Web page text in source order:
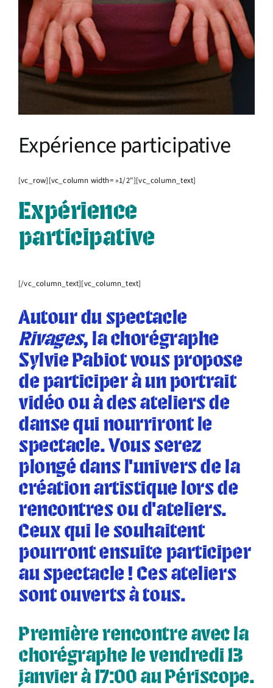
Infos pratiques
Expérience participative
[vc_row][vc_column width= »1/2″][vc_column_text]
Expérience
participative
[/vc_column_text][vc_column_text]
Autour du spectacle
Rivages, la chorégraphe
Sylvie Pabiot vous propose
de participer à un portrait
vidéo ou à des ateliers de
danse qui nourriront le
spectacle. Vous serez
plongé dans l’univers de la
création artistique lors de
rencontres ou d’ateliers.
Ceux qui le souhaitent
pourront ensuite participer
au spectacle ! Ces ateliers
sont ouverts à tous.
Première rencontre avec la
chorégraphe le vendredi 13
janvier à 17:00 au Périscope.